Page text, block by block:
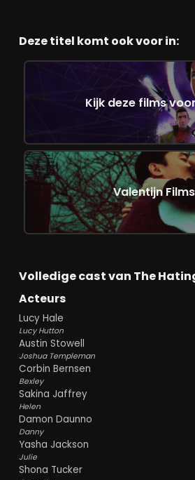
Deze titel komt ook voor in:
Kijk deze films
Valentijn Films
Volledige cast van The
Acteurs
Lucy Hale
Lucy Hutton
Austin Stowell
Joshua Templeman
Corbin Bernsen
Bexley
Sakina Jaffrey
Helen
Damon Daunno
Danny
Yasha Jackson
Julie
Shona Tucker